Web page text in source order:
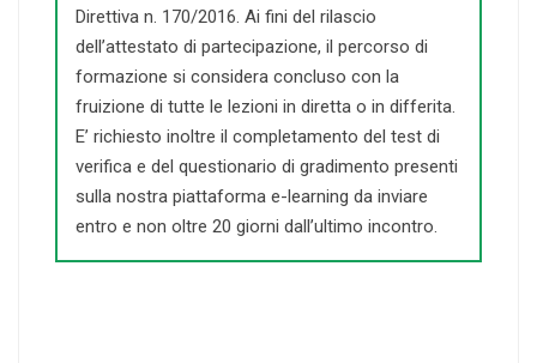
Direttiva n. 170/2016. Ai fini del rilascio
dell’attestato di partecipazione, il percorso di
formazione si considera concluso con la
fruizione di tutte le lezioni in diretta o in differita.
E’ richiesto inoltre il completamento del test di
verifica e del questionario di gradimento presenti
sulla nostra piattaforma e-learning da inviare
entro e non oltre 20 giorni dall’ultimo incontro.